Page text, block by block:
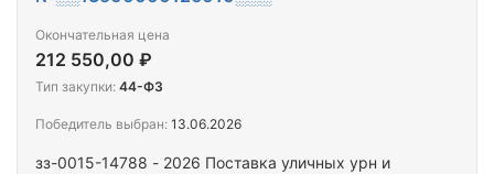
зз-0015-14788 - 2026 Поставка уличных урн и
Окончательная цена
212 550,00 ₽
Тип закупки: 44-ФЗ
Победитель выбран: 13.06.2026